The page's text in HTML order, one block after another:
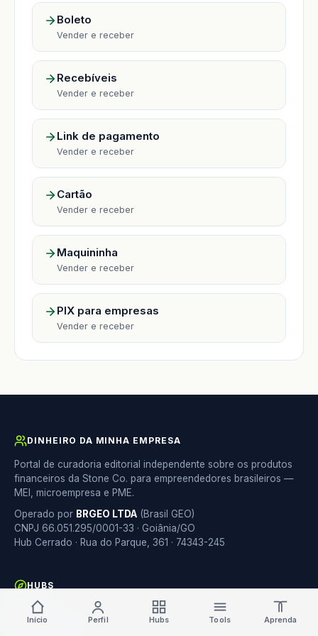
Boleto
Vender e receber
Recebíveis
Vender e receber
Link de pagamento
Vender e receber
Cartão
Vender e receber
Maquininha
Vender e receber
PIX para empresas
Vender e receber
DINHEIRO DA MINHA EMPRESA
Portal de curadoria editorial independente sobre os produtos
financeiros da Stone Co. para empreendedores brasileiros —
MEI, microempresa e PME.
Operado por BRGEO LTDA (Brasil GEO)
CNPJ 66.051.295/0001-33 · Goiânia/GO
Hub Cerrado · Rua do Parque, 361 · 74343-245
HUBS
Vender
Início Perfil Hubs Tools Aprenda